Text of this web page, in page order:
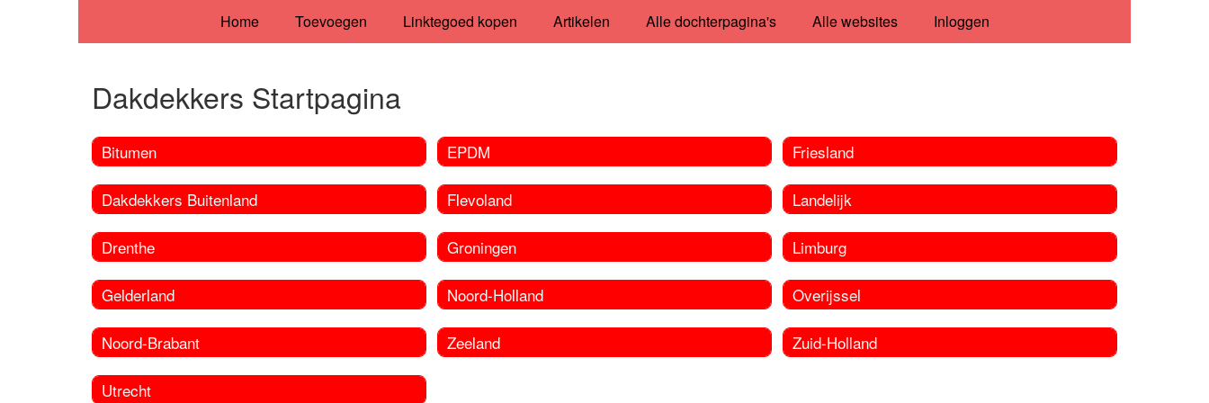
Home Toevoegen Linktegoed kopen Artikelen Alle dochterpagina's Alle websites Inloggen
Dakdekkers Startpagina
Bitumen
Dakdekkers Buitenland
Drenthe
Gelderland
Noord-Brabant
Utrecht
EPDM
Flevoland
Groningen
Noord-Holland
Zeeland
Friesland
Landelijk
Limburg
Overijssel
Zuid-Holland